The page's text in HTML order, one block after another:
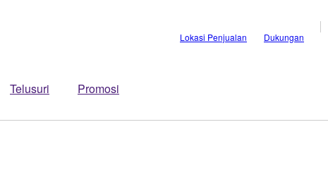
Telusuri Promosi
Lokasi Penjualan Dukungan